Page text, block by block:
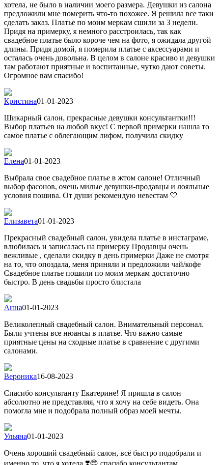
хотела, не было в наличии моего размера. Девушки из салона
предложили мне померить что-то похожее. Я решила все таки
сделать заказ. Платье по моим меркам сшили за 3 недели.
Придя на примерку, я немного расстроилась, так как
свадебное платье было короче чем на фото, я ожидала другой
длины. Придя домой, я померила платье с аксессуарами и
осталась очень довольна. В целом в салоне красиво и девушки
там работают приятные и воспитанные, чутко дают советы.
Огромное вам спасибо!
Кристина01-01-2023
Шикарный салон, прекрасные девушки консультантки!!!
Выбор платьев на любой вкус! С первой примерки нашла то
самое платье с облегающим лифом, получила скидку
Елена01-01-2023
Выбрала свое свадебное платье в жтом салоне! Отличный
выбор фасонов, очень милые девушки-продавцы и лояльные
условия пошива. От души рекомендую невестам 🤍
Елизавета01-01-2023
Прекрасный свадебный салон, увидела платье в инстаграме,
влюбилась и записалась на примерку Продавцы очень
вежливые , сделали скидку в день примерки Даже не смотря
на то, что опоздала, меня приняли и предложили чай/кофе
Свадебное платье пошили по моим меркам достаточно
быстро. В день свадьбы просто блистала
Анна01-01-2023
Великолепный свадебный салон. Внимательный персонал.
Были учтены все нюансы в платье. Что важно самые
приятные цены на сходные платье в сравнение с другими
салонами.
Вероника16-08-2023
Спасибо консультанту Екатерине! Я пришла в салон
абсолютно не представляя, что я хочу на себе видеть. Она
помогла мне и подобрала полный образ моей мечты.
Ульяна01-01-2023
Очень хороший свадебный салон, всё быстро подобрали и
именно то, что я хотела ❣️😍 спасибо консультантам